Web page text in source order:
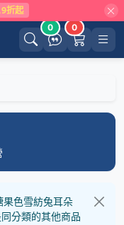
折起
0 0
色雪紡兔耳朵
分類的其他商品